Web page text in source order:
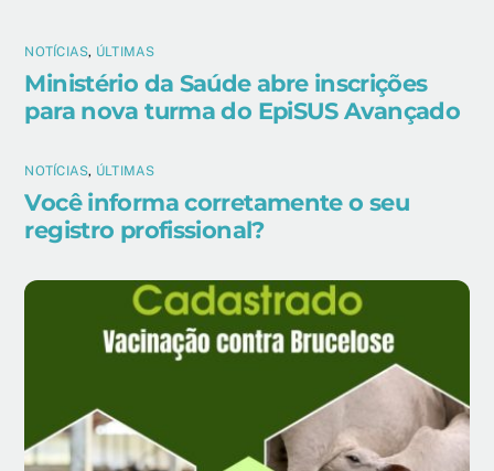
NOTÍCIAS, ÚLTIMAS
Ministério da Saúde abre inscrições
para nova turma do EpiSUS Avançado
NOTÍCIAS, ÚLTIMAS
Você informa corretamente o seu
registro profissional?